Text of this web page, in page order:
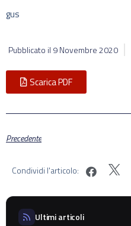
gus
Pubblicato il 9 Novembre 2020
Scarica PDF
Precedente
Condividi l'articolo:
Ultimi articoli